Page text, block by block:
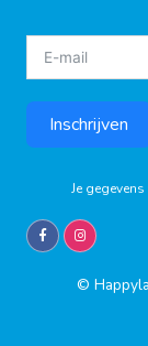
Inschrijven
Je
©